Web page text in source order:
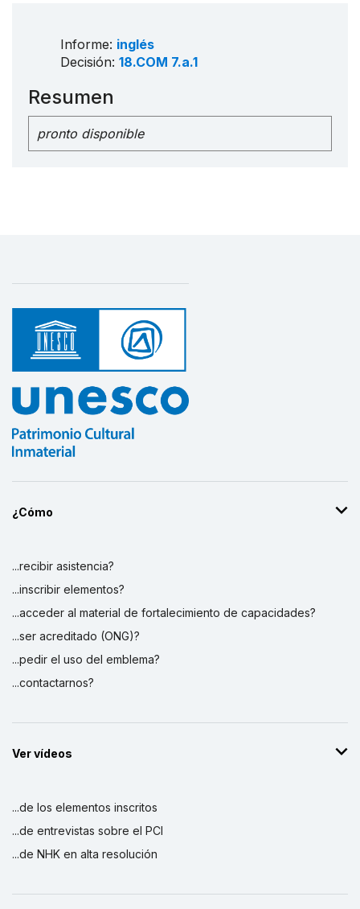
Informe: inglés
Decisión: 18.COM 7.a.1
Resumen
pronto disponible
¿Cómo
...recibir asistencia?
...inscribir elementos?
...acceder al material de fortalecimiento de capacidades?
...ser acreditado (ONG)?
...pedir el uso del emblema?
...contactarnos?
Ver vídeos
...de los elementos inscritos
...de entrevistas sobre el PCI
...de NHK en alta resolución